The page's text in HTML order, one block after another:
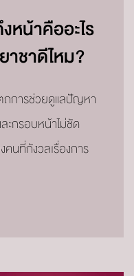
หน้าคืออะไร
าชาดีไหม?
ถการช่วยดูแลปัญหา
กรอบหน้าไม่ชัด
คนที่กังวลเรื่องการ